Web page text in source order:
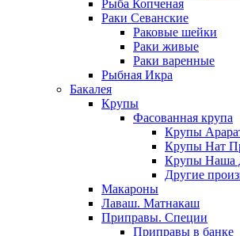
Рыба Копченая
Раки Севанские
Раковые шейки
Раки живые
Раки варенные
Рыбная Икра
Бакалея
Крупы
Фасованная крупа
Крупы
Крупы Нат
Крупы Наша
Другие
Макароны
Лаваш. Матнакаш
Приправы. Специи
Приправы в банке